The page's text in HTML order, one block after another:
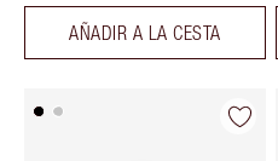
AÑADIR A LA CESTA